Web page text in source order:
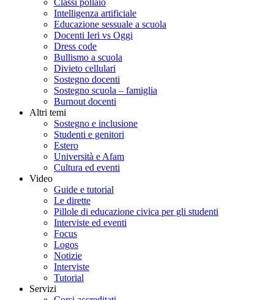
Classi pollaio
Intelligenza artificiale
Educazione sessuale a scuola
Docenti Ieri vs Oggi
Dress code
Bullismo a scuola
Divieto cellulari
Sostegno docenti
Sostegno scuola – famiglia
Burnout docenti
Altri temi
Sostegno e inclusione
Studenti e genitori
Estero
Università e Afam
Cultura ed eventi
Video
Guide e tutorial
Le dirette
Pillole di educazione civica per gli studenti
Interviste ed eventi
Focus
Logos
Notizie
Interviste
Tutorial
Servizi